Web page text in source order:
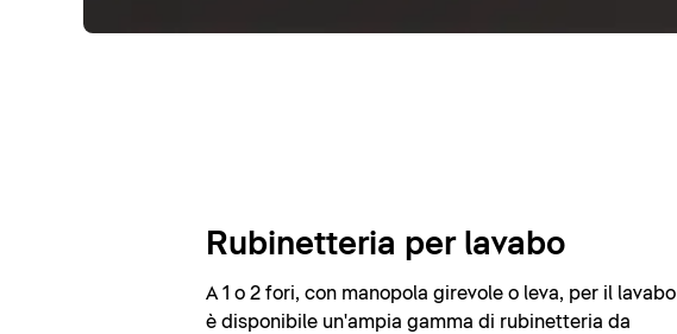
Rubinetteria per lavabo
A 1 o 2 fori, con manopola girevole o leva, per il lavabo
è disponibile un'ampia gamma di rubinetteria da